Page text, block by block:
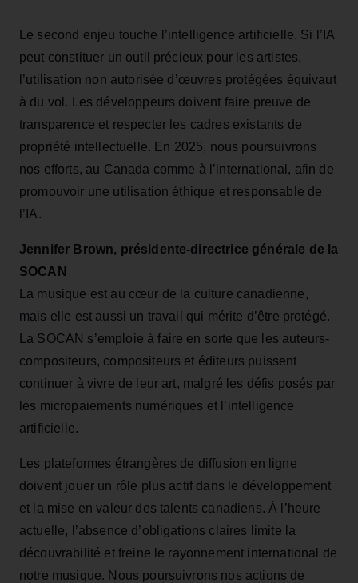
Le second enjeu touche l’intelligence artificielle. Si l’IA
peut constituer un outil précieux pour les artistes,
l’utilisation non autorisée d’œuvres protégées équivaut
à du vol. Les développeurs doivent faire preuve de
transparence et respecter les cadres existants de
propriété intellectuelle. En 2025, nous poursuivrons
nos efforts, au Canada comme à l’international, afin de
promouvoir une utilisation éthique et responsable de
l’IA.
Jennifer Brown, présidente-directrice générale de la
SOCAN
La musique est au cœur de la culture canadienne,
mais elle est aussi un travail qui mérite d’être protégé.
La SOCAN s’emploie à faire en sorte que les auteurs-
compositeurs, compositeurs et éditeurs puissent
continuer à vivre de leur art, malgré les défis posés par
les micropaiements numériques et l’intelligence
artificielle.
Les plateformes étrangères de diffusion en ligne
doivent jouer un rôle plus actif dans le développement
et la mise en valeur des talents canadiens. À l’heure
actuelle, l’absence d’obligations claires limite la
découvrabilité et freine le rayonnement international de
notre musique. Nous poursuivrons nos actions de